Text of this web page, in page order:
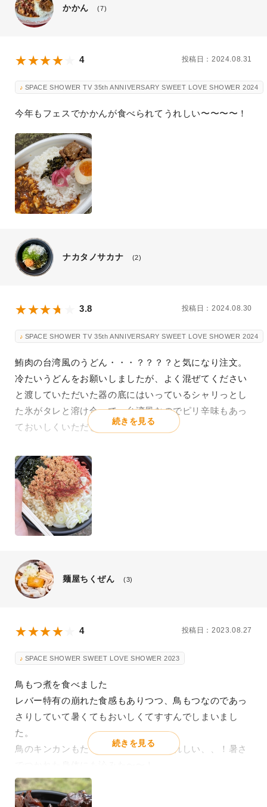
かかん (7)
4 投稿日：2024.08.31
SPACE SHOWER TV 35th ANNIVERSARY SWEET LOVE SHOWER 2024
今年もフェスでかかんが食べられてうれしい〜〜〜〜！
ナカタノサカナ (2)
3.8 投稿日：2024.08.30
SPACE SHOWER TV 35th ANNIVERSARY SWEET LOVE SHOWER 2024
鮪肉の台湾風のうどん・・・？？？？と気になり注文。
冷たいうどんをお願いしましたが、よく混ぜてください
と渡していただいた器の底にはいっているシャリっとし
た氷がタレと溶け合って、台湾風なのでピリ辛味もあっ
ておいしくいただきました。
続きを見る
麺屋ちくぜん (3)
4 投稿日：2023.08.27
SPACE SHOWER SWEET LOVE SHOWER 2023
鳥もつ煮を食べました
レバー特有の崩れた食感もありつつ、鳥もつなのであっ
さりしていて暑くてもおいしくてすすんでしまいまし
た。
鳥のキンカンもたくさん入っていてうれしい、、！暑さ
続きを見る